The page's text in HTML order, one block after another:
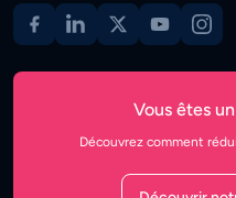
Vous êtes
Découvrez comment